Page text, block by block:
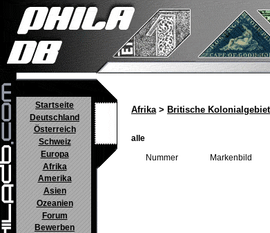
Startseite
Deutschland
Österreich
Schweiz
Europa
Afrika
Amerika
Asien
Ozeanien
Forum
Bewerben
Afrika> Britische
alle
Nummer Markenbild